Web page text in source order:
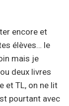
encore et
élèves… le
mais je
deux livres
et TL, on ne lit
pourtant avec